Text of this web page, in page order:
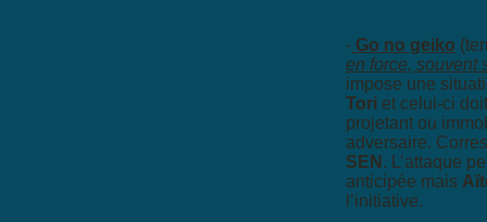
- Go no geiko
en force, souvent
impose une
Tori et celui-ci
projetant ou
adversaire.
SEN . L’attaque
anticipée mais
l’initiative.